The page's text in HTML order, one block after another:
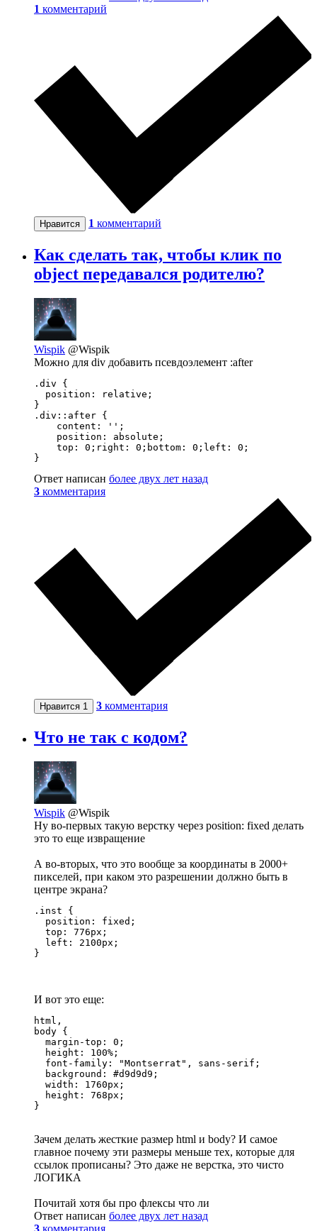
1 комментарий
Нравится 1 комментарий
Как сделать так, чтобы клик по
object передавался родителю?
Wispik @Wispik
Можно для div добавить псевдоэлемент :after
.div {
  position: relative;
}
.div::after {
    content: '';
    position: absolute;
    top: 0;right: 0;bottom: 0;left: 0;
}
Ответ написан более двух лет назад
3 комментария
Нравится 1 3 комментария
Что не так с кодом?
Wispik @Wispik
Ну во-первых такую верстку через position: fixed делать
это то еще извращение
А во-вторых, что это вообще за координаты в 2000+
пикселей, при каком это разрешении должно быть в
центре экрана?
.inst {
  position: fixed;
  top: 776px;
  left: 2100px;
}
И вот это еще:
html,
body {
  margin-top: 0;
  height: 100%;
  font-family: "Montserrat", sans-serif;
  background: #d9d9d9;
  width: 1760px;
  height: 768px;
}
Зачем делать жесткие размер html и body? И самое
главное почему эти размеры меньше тех, которые для
ссылок прописаны? Это даже не верстка, это чисто
ЛОГИКА
Почитай хотя бы про флексы что ли
Ответ написан более двух лет назад
3 комментария